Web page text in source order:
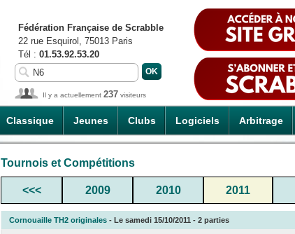
Classique Jeunes Clubs Logiciels Arbitrage
Fédération Française de Scrabble
22 rue Esquirol, 75013 Paris
Tél : 01.53.92.53.20
Il y a actuellement 237 visiteurs
Tournois et Compétitions
<<< 2009 2010 2011
Cornouaille TH2 originales - Le samedi 15/10/2011 - 2 parties